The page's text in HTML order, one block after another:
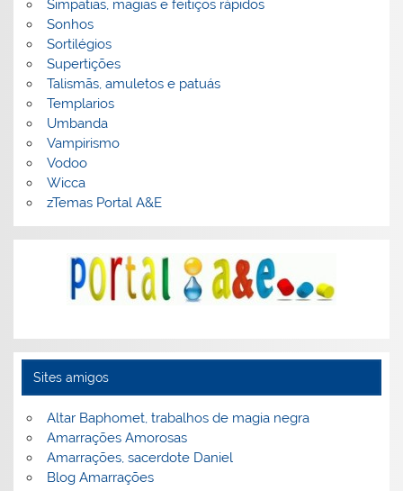
Simpatias, magias e feitiços rápidos
Sonhos
Sortilégios
Supertições
Talismãs, amuletos e patuás
Templarios
Umbanda
Vampirismo
Vodoo
Wicca
zTemas Portal A&E
Sites amigos
Altar Baphomet, trabalhos de magia negra
Amarrações Amorosas
Amarrações, sacerdote Daniel
Blog Amarrações